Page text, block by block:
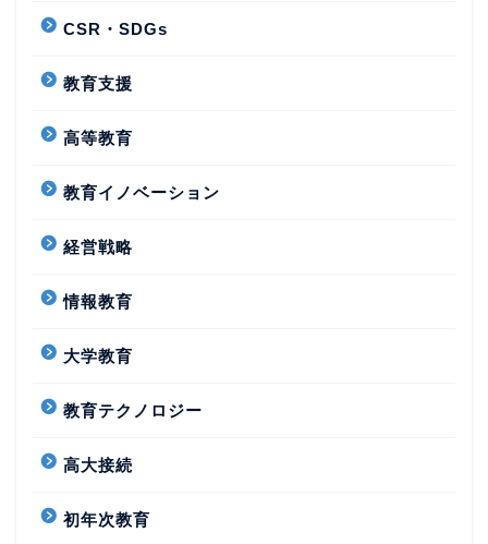
CSR・SDGs
教育支援
高等教育
教育イノベーション
経営戦略
情報教育
大学教育
教育テクノロジー
高大接続
初年次教育